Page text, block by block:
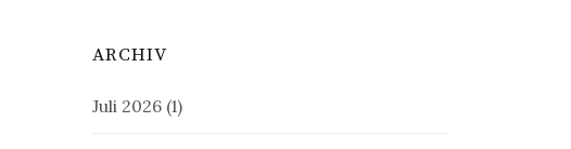
ARCHIV
Juli 2026 (1)